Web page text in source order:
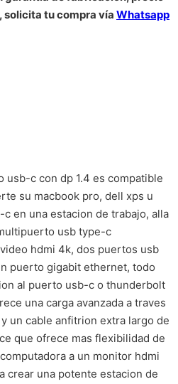
solicita tu compra vía Whatsapp
usb-c con dp 1.4 es compatible
su macbook pro, dell xps u
en una estacion de trabajo, alla
usb type-c
hdmi 4k, dos puertos usb
puerto gigabit ethernet, todo
al puerto usb-c o thunderbolt
una carga avanzada a traves
un cable anfitrion extra largo de
que ofrece mas flexibilidad de
a un monitor hdmi
crear una potente estacion de